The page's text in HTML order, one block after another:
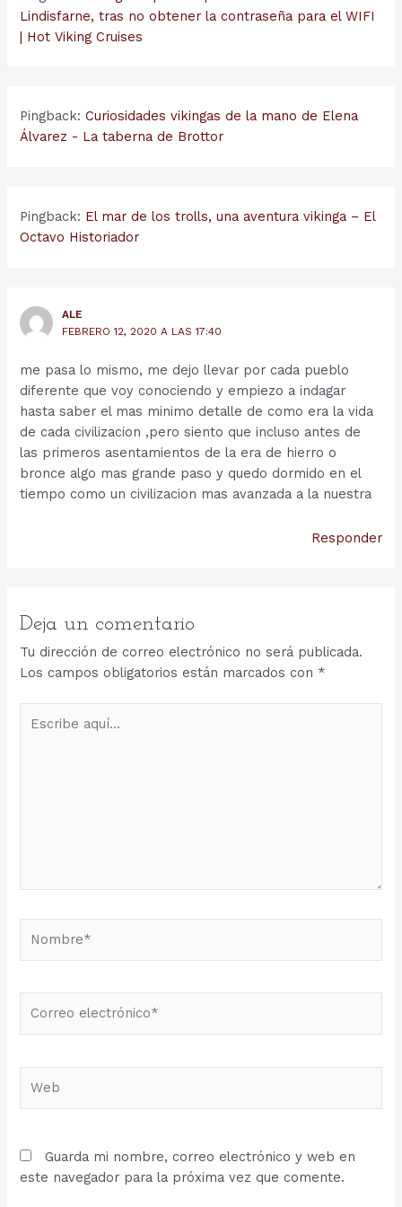
Lindisfarne, tras no obtener la contraseña para el WIFI
| Hot Viking Cruises
Pingback:Curiosidades vikingas de la mano de Elena
Álvarez - La taberna de Brottor
Pingback: El mar de los trolls, una aventura vikinga – El
Octavo Historiador
ALE
FEBRERO 12, 2020 A LAS 17:40
me pasa lo mismo, me dejo llevar por cada pueblo
diferente que voy conociendo y empiezo a indagar
hasta saber el mas minimo detalle de como era la vida
de cada civilizacion ,pero siento que incluso antes de
las primeros asentamientos de la era de hierro o
bronce algo mas grande paso y quedo dormido en el
tiempo como un civilizacion mas avanzada a la nuestra
Responder
Deja un comentario
Tu dirección de correo electrónico no será publicada.
Los campos obligatorios están marcados con *
aquí...
electrónico*
Guarda mi nombre, correo electrónico y web en
este navegador para la próxima vez que comente.